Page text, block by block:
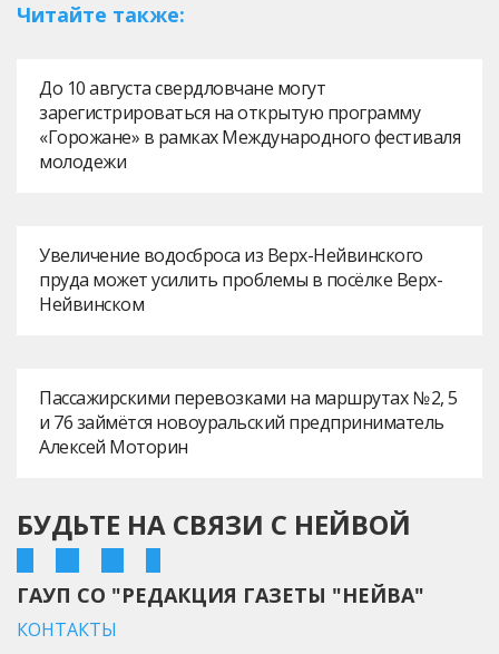
Читайте также:
До 10 августа свердловчане могут
зарегистрироваться на открытую программу
«Горожане» в рамках Международного фестиваля
молодежи
Увеличение водосброса из Верх-Нейвинского
пруда может усилить проблемы в посёлке Верх-
Нейвинском
Пассажирскими перевозками на маршрутах № 2, 5
и 76 займётся новоуральский предприниматель
Алексей Моторин
БУДЬТЕ НА СВЯЗИ С НЕЙВОЙ
ГАУП СО "РЕДАКЦИЯ ГАЗЕТЫ "НЕЙВА"
КОНТАКТЫ